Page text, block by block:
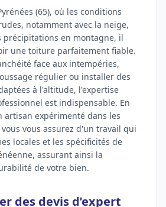
(65), où les conditions
notamment avec la neige,
précipitations en montagne, il
une toiture parfaitement fiable.
face aux intempéries,
régulier ou installer des
à l'altitude, l'expertise
est indispensable. En
artisan expérimenté dans les
vous vous assurez d'un travail qui
locales et les spécificités de
assurant ainsi la
de votre bien.
des devis d’expert